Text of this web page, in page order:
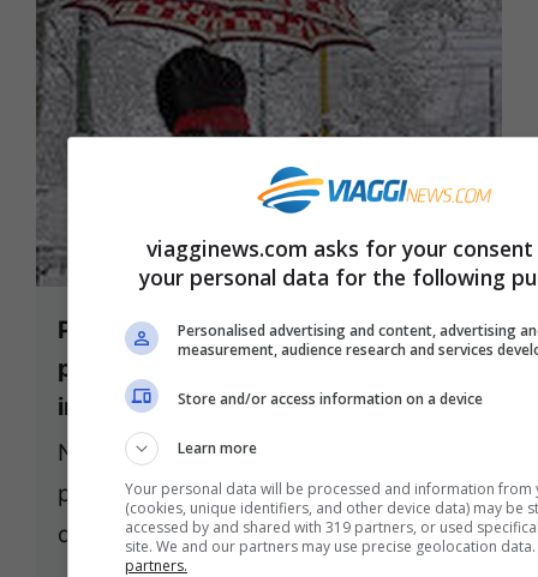
PREVISIONI METEO: neve al nord e
pioggia al centro sud, temperature
in aumento
Neve a quote basse su Emilia e Liguria,
pioggia al centro sud \Roma – Una
domenica ed un ...Leggi tutto
viagginews.com asks for your
your personal data for the following
Personalised advertising and content, advertising
measurement, audience research and services
Store and/or access information on a device
Learn more
Your personal data will be processed and information from
(cookies, unique identifiers, and other device data) may be
accessed by and shared with 319 partners, or used
site. We and our partners may use precise geolocation data.
partners.